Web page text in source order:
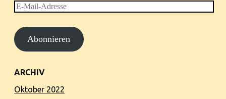
E-
Adresse
Abonnieren
ARCHIV
Oktober 2022